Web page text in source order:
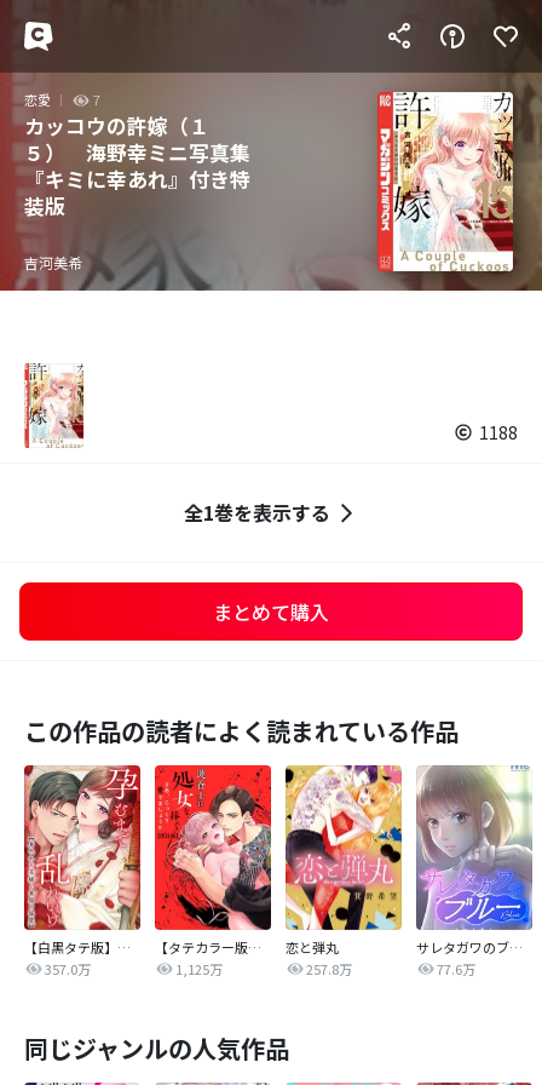
恋愛 7
カッコウの許嫁（１
５） 海野幸ミニ写真集
『キミに幸あれ』付き特
装版
吉河美希
1188
全1巻を表示する
まとめて購入
この作品の読者によく読まれている作品
【白黒タテ版】孕むまで乱れいけ～身代わり花嫁と軍服の猛愛
357.0万
【タテカラー版】漣蒼士に処女を捧ぐ～さあ、じっくり愛でましょうか
1,125万
恋と弾丸
257.8万
サレタガワのブルー【タテヨミ】
77.6万
同じジャンルの人気作品